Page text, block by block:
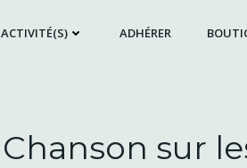
ACTIVITÉ(S) ADHÉRER
Chanson sur